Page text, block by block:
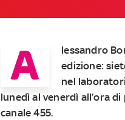
A lessandro
edizione:
nel
lunedì al venerdì all’ora
canale 455.